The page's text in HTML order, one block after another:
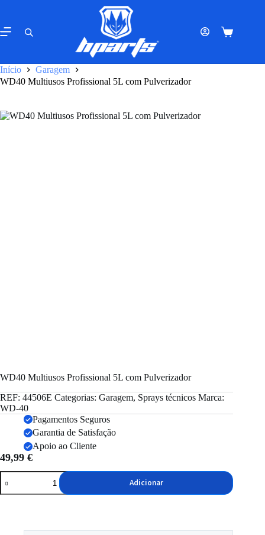
o
conteúdo
Carrinho
Início
Garagem
WD40 Multiusos Profissional 5L com Pulverizador
WD40 Multiusos Profissional 5L com Pulverizador
REF: 44506E Categorias: Garagem, Sprays técnicos Marca:
WD-40
Pagamentos Seguros
Garantia de Satisfação
Apoio ao Cliente
49,99 €
Quantidade
de
WD40
Adicionar